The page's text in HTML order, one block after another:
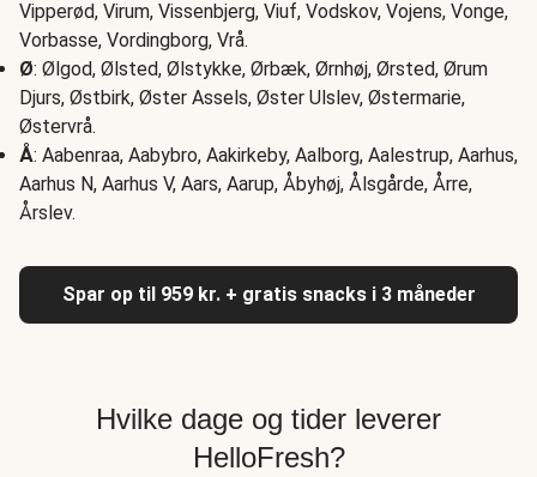
Vipperød, Virum, Vissenbjerg, Viuf, Vodskov, Vojens, Vonge,
Vorbasse, Vordingborg, Vrå.
Ø: Ølgod, Ølsted, Ølstykke, Ørbæk, Ørnhøj, Ørsted, Ørum
Djurs, Østbirk, Øster Assels, Øster Ulslev, Østermarie,
Østervrå.
Å: Aabenraa, Aabybro, Aakirkeby, Aalborg, Aalestrup, Aarhus,
Aarhus N, Aarhus V, Aars, Aarup, Åbyhøj, Ålsgårde, Årre,
Årslev.
Spar op til 959 kr. + gratis snacks i 3 måneder
Hvilke dage og tider leverer
HelloFresh?